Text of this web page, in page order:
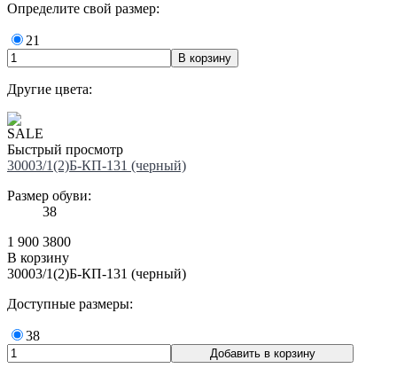
Определите свой размер:
21
Другие цвета:
SALE
Быстрый просмотр
30003/1(2)Б-КП-131 (черный)
Размер обуви:
38
1 900 3800
В корзину
30003/1(2)Б-КП-131 (черный)
Доступные размеры:
38